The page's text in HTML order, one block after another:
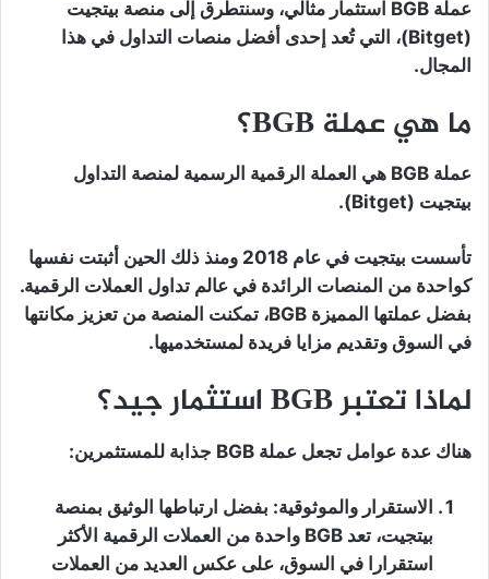
عملة BGB استثمار مثالي، وسنتطرق إلى منصة بيتجيت
(Bitget)، التي تُعد إحدى أفضل منصات التداول في هذا
المجال.
ما هي عملة BGB؟
عملة BGB هي العملة الرقمية الرسمية لمنصة التداول
بيتجيت (Bitget).
تأسست بيتجيت في عام 2018 ومنذ ذلك الحين أثبتت نفسها
كواحدة من المنصات الرائدة في عالم تداول العملات الرقمية.
بفضل عملتها المميزة BGB، تمكنت المنصة من تعزيز مكانتها
في السوق وتقديم مزايا فريدة لمستخدميها.
لماذا تعتبر BGB استثمار جيد؟
هناك عدة عوامل تجعل عملة BGB جذابة للمستثمرين:
الاستقرار والموثوقية: بفضل ارتباطها الوثيق بمنصة
بيتجيت، تعد BGB واحدة من العملات الرقمية الأكثر
استقرارا في السوق، على عكس العديد من العملات